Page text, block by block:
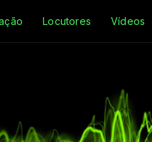
Locutores Vídeos